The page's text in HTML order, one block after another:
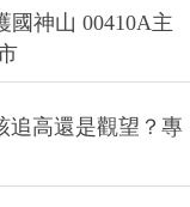
神山 00410A主
追高還是觀望？專